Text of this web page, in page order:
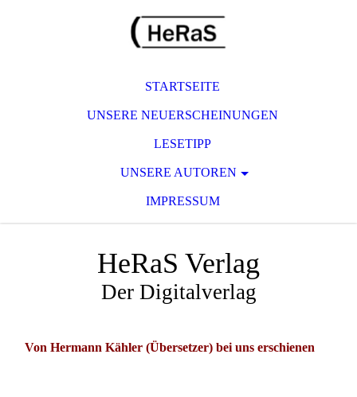
STARTSEITE
UNSERE NEUERSCHEINUNGEN
LESETIPP
UNSERE AUTOREN
IMPRESSUM
HeRaS Verlag
Der Digitalverlag
Von Hermann Kähler (Übersetzer) bei uns erschienen